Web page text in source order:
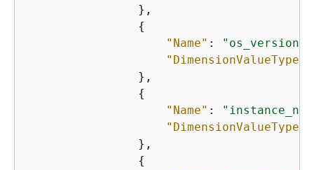
                },
{
"Name" : "os_version"
"DimensionValueType"
                },
{
"Name" :
"DimensionValueType"
                },
{